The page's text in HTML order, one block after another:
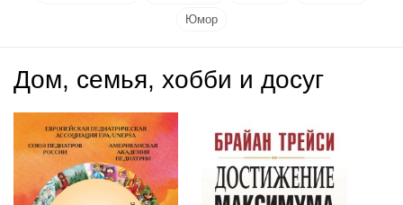
Юмор
Дом, семья, хобби и досуг